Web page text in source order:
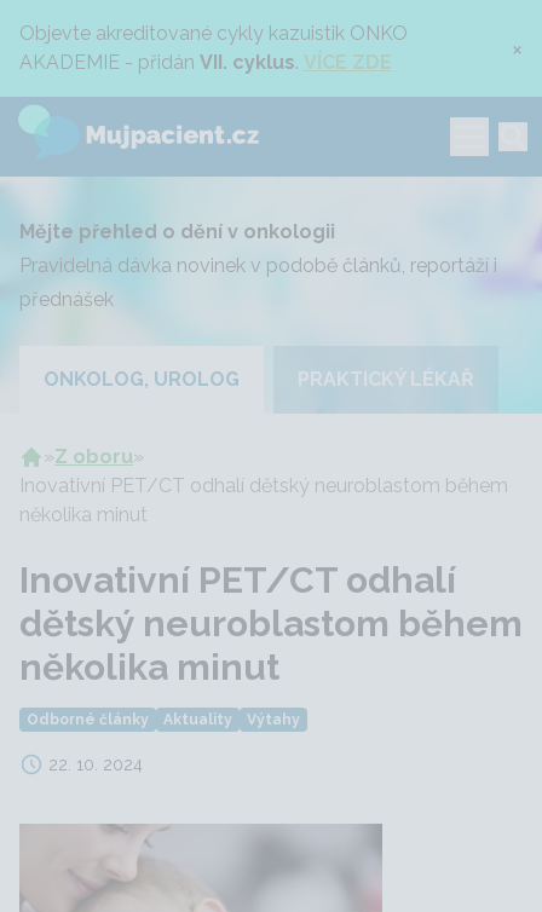
Objevte akreditované cykly kazuistik ONKO
AKADEMIE - přidán VII. cyklus. VÍCE ZDE ×
Mějte přehled o dění v onkologii
Pravidelná dávka novinek v podobě článků, reportáží i
přednášek
ONKOLOG, UROLOG PRAKTICKÝ LÉKAŘ
»Z oboru»
Inovativní PET/CT odhalí dětský neuroblastom během
několika minut
Inovativní PET/CT odhalí
dětský neuroblastom během
několika minut
Odborné články Aktuality Výtahy
22. 10. 2024